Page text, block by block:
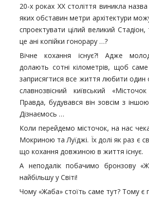
20-х роках ХХ століття виникла
яких обставин метри архітектури
спроектувати цілий великий
це ані копійки гонорару …?
Вічне кохання існує?! Адже
долають сотні кілометрів, щоб
заприсягтися все життя любити один
славнозвісний київський
Правда, будувався він зовсім з
Дізнаємось …
Коли перейдемо місточок, на нас
Мокриною та Луїджі. Їх долі як раз є
що кохання довжиною в життя існує.
А неподалік побачимо бронзову
найбільшу у Світі!
Чому «Жаба» стоїть саме тут? Тому є